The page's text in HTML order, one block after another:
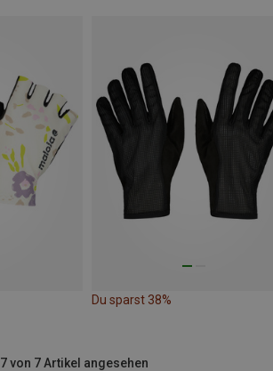
Du sparst 38%
7 von 7 Artikel angesehen